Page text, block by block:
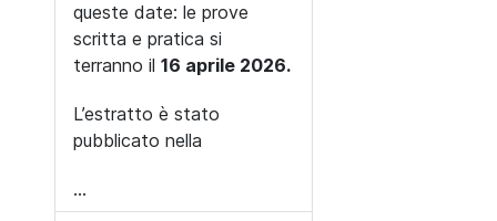
queste date: le prove
scritta e pratica si
terranno il 16 aprile 2026.
L’estratto è stato
pubblicato nella
...